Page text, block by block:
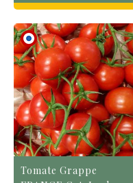
Tomate Grappe